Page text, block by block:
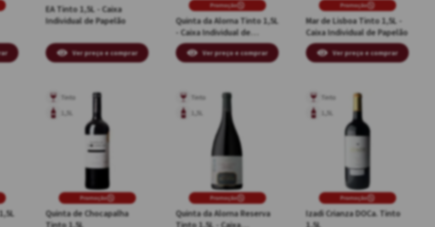
EA Tinto 1,5L - Caixa
Individual de Papelão
Ver preço e comprar
Promoção
Quinta da Alorna Tinto 1,5L
- Caixa Individual de
Papelão
Ver preço e comprar
Promoção
Mar de Lisboa Tinto 1,5L -
Caixa Individual de Papelão
Ver preço e comprar
Promoção
Quinta de Chocapalha
Tinto
1,5L
Promoção
Quinta da Alorna Reserva
Tinto
1,5L
Promoção
Izadi Crianza DOCa. Tinto
Tinto
1,5L